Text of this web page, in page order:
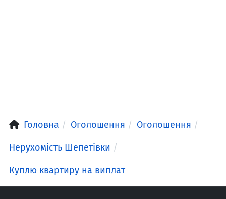
Головна Оголошення Оголошення
Нерухомість Шепетівки
Куплю квартиру на виплат